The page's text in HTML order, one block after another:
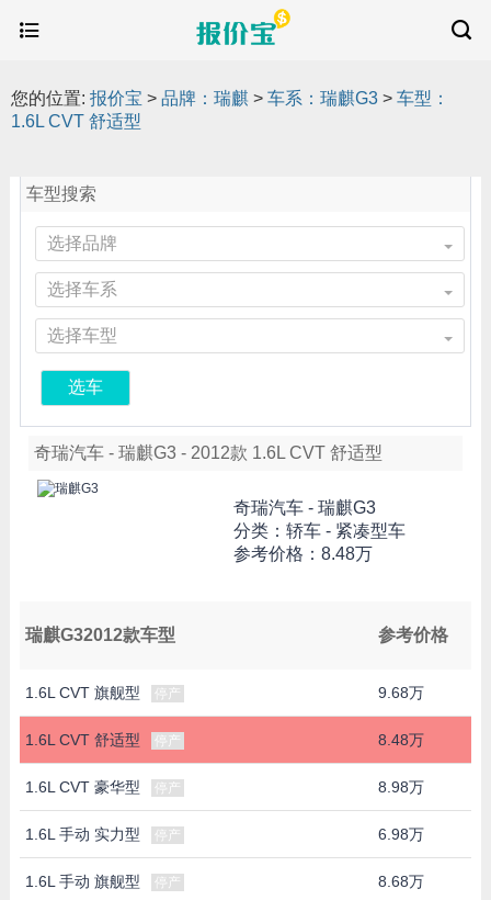
您的位置: 报价宝 > 品牌：瑞麒 > 车系：瑞麒G3 > 车型：
1.6L CVT 舒适型
车型搜索
选择品牌
选择车系
选择车型
选车
奇瑞汽车 - 瑞麒G3 - 2012款 1.6L CVT 舒适型
奇瑞汽车 - 瑞麒G3
分类：轿车 - 紧凑型车
参考价格： 8.48万
瑞麒G32012款车型 参考价格
1.6L CVT 旗舰型 停产 9.68万
1.6L CVT 舒适型 停产 8.48万
1.6L CVT 豪华型 停产 8.98万
1.6L 手动 实力型 停产 6.98万
1.6L 手动 旗舰型 停产 8.68万